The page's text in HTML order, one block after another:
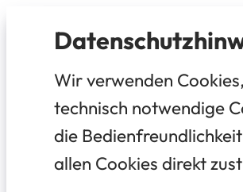
Wir verwenden
technisch notwendige
die
allen Cookies direkt